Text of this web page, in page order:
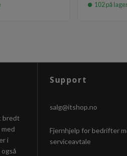
102 på
bredt
i
Support
salg@itshop.no
Fjernhjelp for bedrifter
serviceavtale